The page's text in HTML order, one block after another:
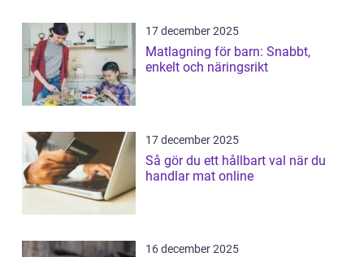
17 december 2025
Matlagning för barn: Snabbt,
enkelt och näringsrikt
17 december 2025
Så gör du ett hållbart val när du
handlar mat online
16 december 2025